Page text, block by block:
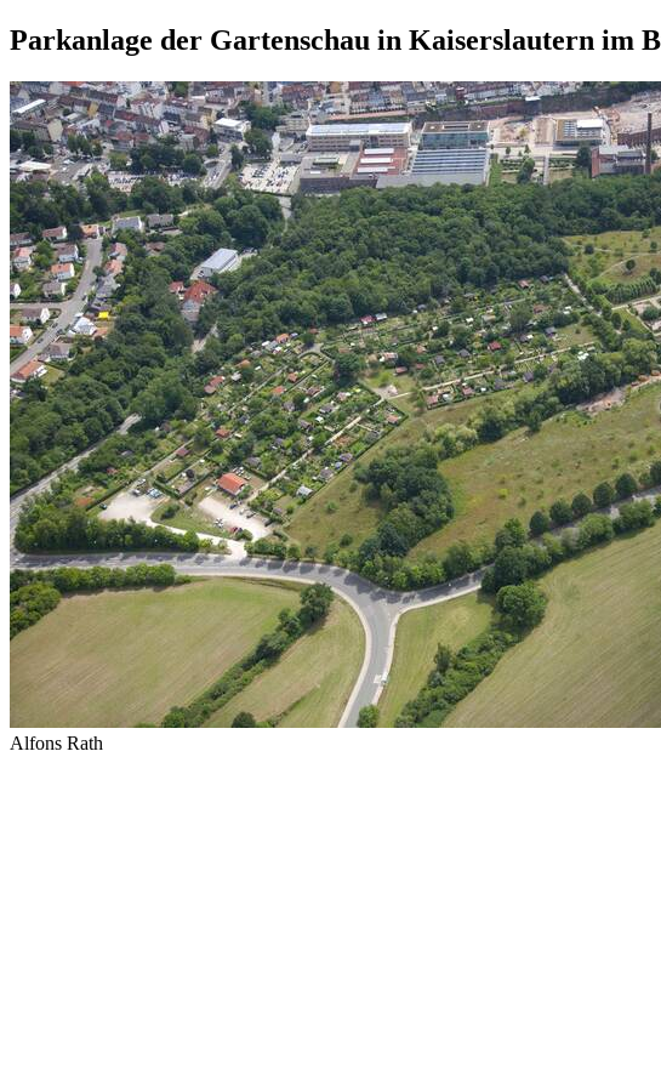
Parkanlage der Gartenschau in Kaiserslautern im
Alfons Rath